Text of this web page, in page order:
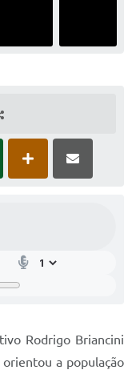
Rodrigo Briancini
a população